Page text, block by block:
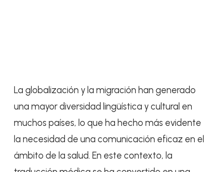
La globalización y la migración han generado
una mayor diversidad lingüística y cultural en
muchos países, lo que ha hecho más evidente
la necesidad de una comunicación eficaz en el
ámbito de la salud. En este contexto, la